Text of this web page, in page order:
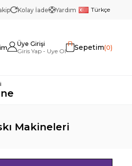
Kolay İade Yardım Türkçe
Üye Girişi Sepetim 0
Makineleri